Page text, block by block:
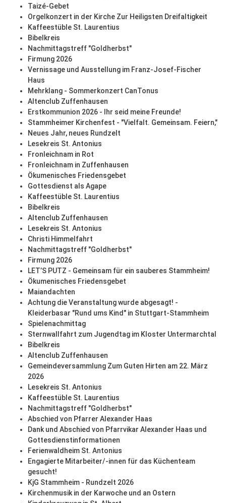
Taizé-Gebet
Orgelkonzert in der Kirche Zur Heiligsten Dreifaltigkeit
Kaffeestüble St. Laurentius
Bibelkreis
Nachmittagstreff "Goldherbst"
Firmung 2026
Vernissage und Ausstellung im Franz-Josef-Fischer
Haus
Mehrklang - Sommerkonzert CanTonus
Altenclub Zuffenhausen
Erstkommunion 2026 - Ihr seid meine Freunde!
Stammheimer Kirchenfest - "Vielfalt. Gemeinsam. Feiern,"
Neues Jahr, neues Rundzelt
Lesekreis St. Antonius
Fronleichnam in Rot
Fronleichnam in Zuffenhausen
Ökumenisches Friedensgebet
Gottesdienst als Agape
Kaffeestüble St. Laurentius
Bibelkreis
Altenclub Zuffenhausen
Lesekreis St. Antonius
Christi Himmelfahrt
Nachmittagstreff "Goldherbst"
Firmung 2026
LET’S PUTZ - Gemeinsam für ein sauberes Stammheim!
Ökumenisches Friedensgebet
Maiandachten
Achtung die Veranstaltung wurde abgesagt! -
Kleiderbasar "Rund ums Kind" in Stuttgart-Stammheim
Spielenachmittag
Sternwallfahrt zum Jugendtag im Kloster Untermarchtal
Bibelkreis
Altenclub Zuffenhausen
Gemeindeversammlung Zum Guten Hirten am 22. März
2026
Lesekreis St. Antonius
Kaffeestüble St. Laurentius
Nachmittagstreff "Goldherbst"
Abschied von Pfarrer Alexander Haas
Dank und Abschied von Pfarrvikar Alexander Haas und
Gottesdienstinformationen
Ferienwaldheim St. Antonius
Engagierte Mitarbeiter/-innen für das Küchenteam
gesucht!
KjG Stammheim - Rundzelt 2026
Kirchenmusik in der Karwoche und an Ostern